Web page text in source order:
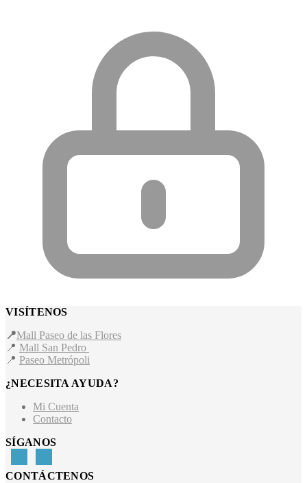
VISÍTENOS
📍Mall Paseo de las Flores
📍 Mall San Pedro
📍 Paseo Metrópoli
¿NECESITA AYUDA?
Mi Cuenta
Contacto
SÍGANOS
CONTÁCTENOS